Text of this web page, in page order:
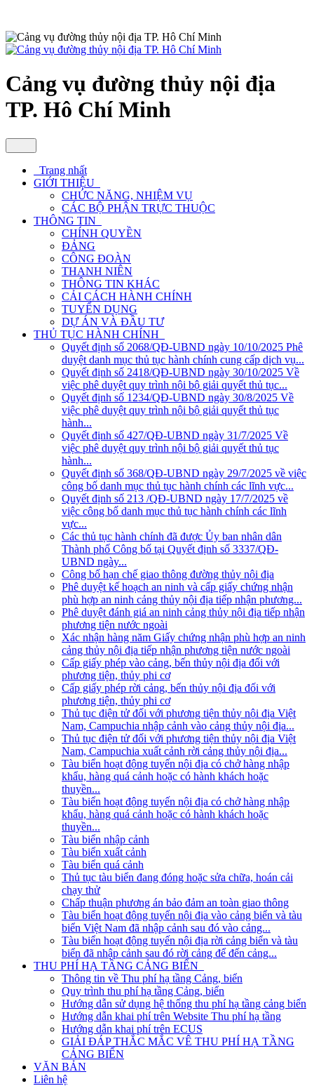
Cảng vụ đường thủy nội địa
TP. Hô Chí Minh
Trang nhất
GIỚI THIỆU
CHỨC NĂNG, NHIỆM VỤ
CÁC BỘ PHẬN TRỰC THUỘC
THÔNG TIN
CHÍNH QUYỀN
ĐẢNG
CÔNG ĐOÀN
THANH NIÊN
THÔNG TIN KHÁC
CẢI CÁCH HÀNH CHÍNH
TUYỂN DỤNG
DỰ ÁN VÀ ĐẦU TƯ
THỦ TỤC HÀNH CHÍNH
Quyết định số 2068/QĐ-UBND ngày 10/10/2025 Phê
duyệt danh mục thủ tục hành chính cung cấp dịch vụ...
Quyết định số 2418/QĐ-UBND ngày 30/10/2025 Về
việc phê duyệt quy trình nội bộ giải quyết thủ tục...
Quyết định số 1234/QĐ-UBND ngày 30/8/2025 Về
việc phê duyệt quy trình nội bộ giải quyết thủ tục
hành...
Quyết định số 427/QĐ-UBND ngày 31/7/2025 Về
việc phê duyệt quy trình nội bộ giải quyết thủ tục
hành...
Quyết định số 368/QĐ-UBND ngày 29/7/2025 về việc
công bố danh mục thủ tục hành chính các lĩnh vực...
Quyết định số 213 /QĐ-UBND ngày 17/7/2025 về
việc công bố danh mục thủ tục hành chính các lĩnh
vực...
Các thủ tục hành chính đã được Ủy ban nhân dân
Thành phố Công bố tại Quyết định số 3337/QĐ-
UBND ngày...
Công bố hạn chế giao thông đường thủy nội địa
Phê duyệt kế hoạch an ninh và cấp giấy chứng nhận
phù hợp an ninh cảng thủy nội địa tiếp nhận phương...
Phê duyệt đánh giá an ninh cảng thủy nội địa tiếp nhận
phương tiện nước ngoài
Xác nhận hàng năm Giấy chứng nhận phù hợp an ninh
cảng thủy nội địa tiếp nhận phương tiện nước ngoài
Cấp giấy phép vào cảng, bến thủy nội địa đối với
phương tiện, thủy phi cơ
Cấp giấy phép rời cảng, bến thủy nội địa đối với
phương tiện, thủy phi cơ
Thủ tục điện tử đối với phương tiện thủy nội địa Việt
Nam, Campuchia nhập cảnh vào cảng thủy nội địa...
Thủ tục điện tử đối với phương tiện thủy nội địa Việt
Nam, Campuchia xuất cảnh rời cảng thủy nội địa...
Tàu biển hoạt động tuyến nội địa có chở hàng nhập
khẩu, hàng quá cảnh hoặc có hành khách hoặc
thuyền...
Tàu biển hoạt động tuyến nội địa có chở hàng nhập
khẩu, hàng quá cảnh hoặc có hành khách hoặc
thuyền...
Tàu biển nhập cảnh
Tàu biển xuất cảnh
Tàu biển quá cảnh
Thủ tục tàu biển đang đóng hoặc sửa chữa, hoán cải
chạy thử
Chấp thuận phương án bảo đảm an toàn giao thông
Tàu biển hoạt động tuyến nội địa vào cảng biển và tàu
biển Việt Nam đã nhập cảnh sau đó vào cảng...
Tàu biển hoạt động tuyến nội địa rời cảng biển và tàu
biển đã nhập cảnh sau đó rời cảng để đến cảng...
THU PHÍ HẠ TẦNG CẢNG BIỂN
Thông tin về Thu phí hạ tầng Cảng, biển
Quy trình thu phí hạ tầng Cảng, biển
Hướng dẫn sử dụng hệ thống thu phí hạ tầng cảng biển
Hướng dẫn khai phí trên Website Thu phí hạ tầng
Hướng dẫn khai phí trên ECUS
GIẢI ĐÁP THẮC MẮC VÊ THU PHÍ HẠ TẦNG
CẢNG BIỂN
VĂN BẢN
Liên hệ